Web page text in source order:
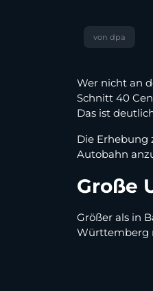
von dpa
Wer nicht an
Schnitt 40
Das ist
Die Erhebung
Autobahn
Große
Größer als in
Württemberg